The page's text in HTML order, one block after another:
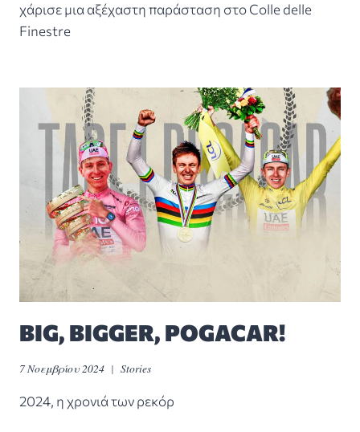
χάρισε μια αξέχαστη παράσταση στο Colle delle
Finestre
BIG, BIGGER, POGACAR!
7 Νοεμβρίου 2024 Stories
2024, η χρονιά των ρεκόρ